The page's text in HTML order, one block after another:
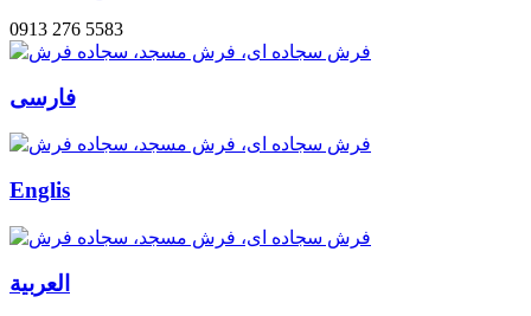
0913 276 5583
فارسی
Englis
العربیة